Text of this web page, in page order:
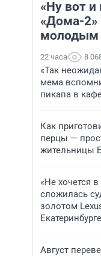
«Ну вот и
«Дома-2»
22 часа 8
«Так
мема
пикапа в
Как
перцы —
жительницы
«Не хочется
сложилась
золотом
Екатеринбурге
Август